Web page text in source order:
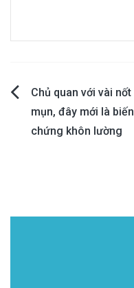
Post
navigation
Chủ quan với vài nốt
mụn, đây mới là biến
chứng khôn lường